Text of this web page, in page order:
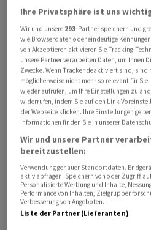
Die Schweizer Exporte stiegen
saisonbereinigt zum
0,1 Prozent auf 22,27
Bundesamt für Zoll und
Dienstag mitteilte. Real - also
bereinigt - resultierte im April
Damit wurde der negative
zunächst gebremst. Im ersten
Ausfuhren auf den tiefsten
Bei den Exporten hätten
April ein Plus verzeichnet,
Elektronik und Apparate (+5,5
Ihre Privatsphäre ist uns
Wir und unsere 293-Partner speichern und
wie Browserdaten oder eindeutige
von Akzeptieren aktivieren Sie Tracking-
unsere Partner verarbeiten Daten, um Ihnen
Zwecke. Wenn Tracker deaktiviert sind, sind
möglicherweise nicht mehr so relevant für
wieder aufrufen, um Ihre Einstellungen zu
widerrufen, indem Sie auf den Link
der Webseite klicken. Ihre Einstellungen
Informationen finden Sie in unserer
Wir und unsere Partner
bereitzustellen:
Verwendung genauer Standortdaten.
aktiv abfragen. Speichern von oder Zugriff
Personalisierte Werbung und Inhalte,
Performance von Inhalten,
Verbesserung von Angeboten.
Liste der Partner (Lieferanten)